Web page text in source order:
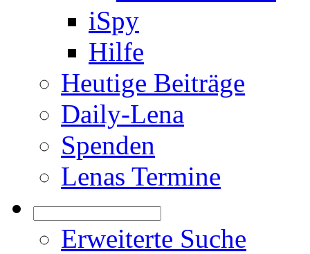
iSpy
Hilfe
Heutige Beiträge
Daily-Lena
Spenden
Lenas Termine
Erweiterte Suche